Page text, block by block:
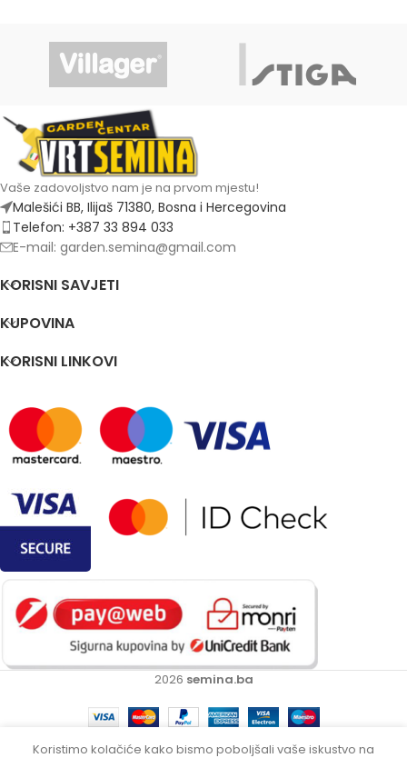
Vaše zadovoljstvo nam je na prvom mjestu!
Malešići BB, Ilijaš 71380, Bosna i Hercegovina
Telefon: +387 33 894 033
E-mail: garden.semina@gmail.com
KORISNI SAVJETI
KUPOVINA
KORISNI LINKOVI
2026 semina.ba
Koristimo kolačiće kako bismo poboljšali vaše iskustvo na